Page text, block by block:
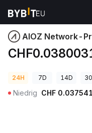
Krypto-Preise
AIOZ Network-
24H 7D 14D
Niedrig CHF 0.037541